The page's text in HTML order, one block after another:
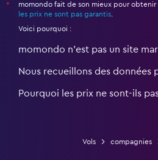
*
momondo fait de son mieux pour obtenir
les prix ne sont pas garantis
Voici pourquoi :
momondo n'est pas un site
Nous recueillons des données
Pourquoi les prix ne sont-ils
Vols compagnies